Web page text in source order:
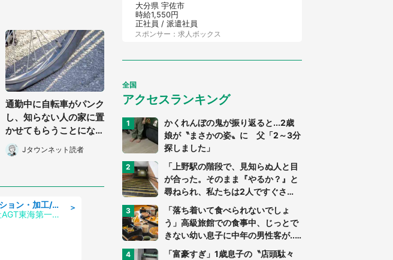
通勤中に自転車がパンク
し、知らない人の家に置
かせてもらうことになっ
た私。帰りに取りに行く
と、なんと...(東京都・4
Jタウンネット読者
＞
金属製品の機械オペレーション・加工/寮完備/日払い/工場・製造
UTエージェント株式会社AGT東海第一CU
大分県 宇佐市
時給1,550円
正社員 / 派遣社員
スポンサー：求人ボックス
全国
アクセスランキング
かくれんぼの鬼が振り返ると...2歳
娘が〝まさかの姿〟に 父「2～3分
探しました」
「上野駅の階段で、見知らぬ人と目
が合った。そのまま『やるか？』と
尋ねられ、私たちは2人ですぐさ
ま...」（茨城県・70代男性）
「落ち着いて食べられないでしょ
う」高級旅館での食事中、じっとで
きない幼い息子に中年の男性客が...
（東京都・40代男性）
「富豪すぎ」1歳息子の〝店頭駄々